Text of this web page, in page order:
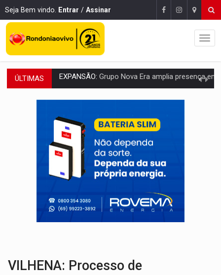
Seja Bem vindo. Entrar / Assinar
ÚLTIMAS ROTA GLOBAL:PCC amplia presença internacional e transforma Brasil em
CONEXÃO RONDONIAOVIVO:Museólogo Antônio Ocampo conduz a história de
EXTENSÃO DE DANOS:Ferroviários pedem ao Iphan recuperação de área
VARIANDO O CARDÁPIO: Veja essa receita de carne assada para o
PREJUÍZO AOS ESTUDANTES:
POSSESSÃO DE DEBORAH LOGAN:
TRANSPARÊNCIA:TCE reúne candidatos ao Governo e apresenta
VILHENA: Processo de